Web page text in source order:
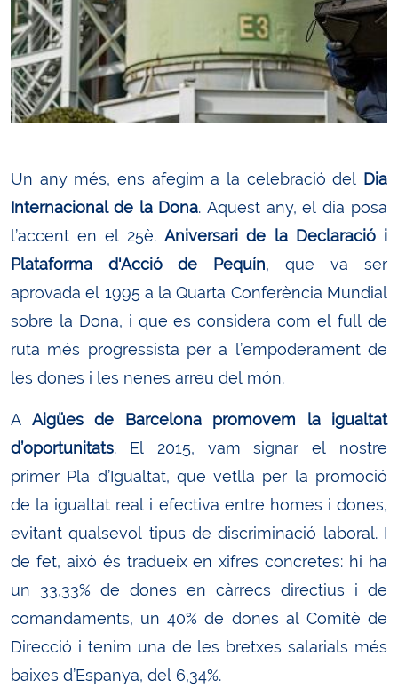
Un any més, ens afegim a la celebració del Dia
Internacional de la Dona. Aquest any, el dia posa
l’accent en el 25è. Aniversari de la Declaració i
Plataforma d'Acció de Pequín, que va ser
aprovada el 1995 a la Quarta Conferència Mundial
sobre la Dona, i que es considera com el full de
ruta més progressista per a l’empoderament de
les dones i les nenes arreu del món.
A Aigües de Barcelona promovem la igualtat
d’oportunitats. El 2015, vam signar el nostre
primer Pla d’Igualtat, que vetlla per la promoció
de la igualtat real i efectiva entre homes i dones,
evitant qualsevol tipus de discriminació laboral. I
de fet, això és tradueix en xifres concretes: hi ha
un 33,33% de dones en càrrecs directius i de
comandaments, un 40% de dones al Comitè de
Direcció i tenim una de les bretxes salarials més
baixes d’Espanya, del 6,34%.